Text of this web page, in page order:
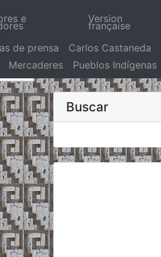
e Version
française
de prensa Carlos Castaneda
Mercaderes Pueblos Indígenas
Buscar